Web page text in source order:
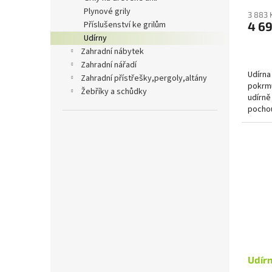
plynové grily
příslušenství ke grilům
udírny
zahradní nábytek
zahradní nářadí
zahradní přístřešky,pergoly,altány
žebříky a schůdky
3 883
4